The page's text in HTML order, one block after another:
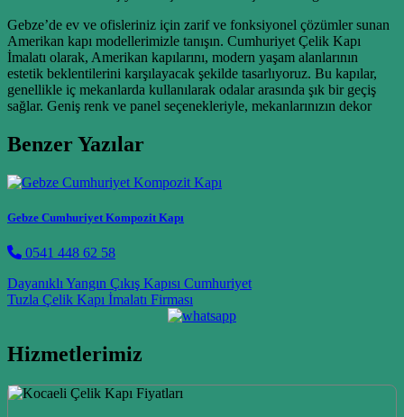
Gebze’de ev ve ofisleriniz için zarif ve fonksiyonel çözümler sunan
Amerikan kapı modellerimizle tanışın. Cumhuriyet Çelik Kapı
İmalatı olarak, Amerikan kapılarını, modern yaşam alanlarının
estetik beklentilerini karşılayacak şekilde tasarlıyoruz. Bu kapılar,
genellikle iç mekanlarda kullanılarak odalar arasında şık bir geçiş
sağlar. Geniş renk ve panel seçenekleriyle, mekanlarınızın dekor
Benzer Yazılar
Gebze Cumhuriyet Kompozit Kapı
0541 448 62 58
Post navigation
Dayanıklı Yangın Çıkış Kapısı Cumhuriyet
Tuzla Çelik Kapı İmalatı Firması
Hizmetlerimiz